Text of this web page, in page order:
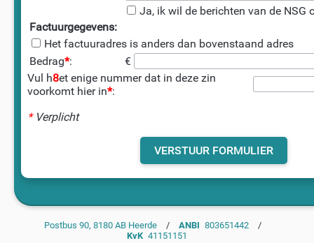
Ja, ik wil de berichten van de NSG
Factuurgegevens:
Het factuuradres is anders dan bovenstaand adres
Bedrag*:
€
Vul h8et enige nummer dat in deze zin
voorkomt hier in*:
*Verplicht
Postbus 90, 8180 AB Heerde/ ANBI 803651442/
KvK 41151151